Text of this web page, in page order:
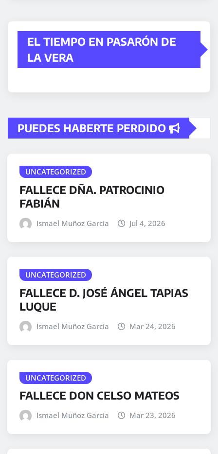
EL TIEMPO EN PASARÓN DE
LA VERA
PUEDES HABERTE PERDIDO
UNCATEGORIZED
FALLECE DÑA. PATROCINIO
FABIÁN
Ismael Muñoz Garcia Jul 4, 2026
UNCATEGORIZED
FALLECE D. JOSÉ ÁNGEL TAPIAS
LUQUE
Ismael Muñoz Garcia Mar 24, 2026
UNCATEGORIZED
FALLECE DON CELSO MATEOS
Ismael Muñoz Garcia Mar 23, 2026